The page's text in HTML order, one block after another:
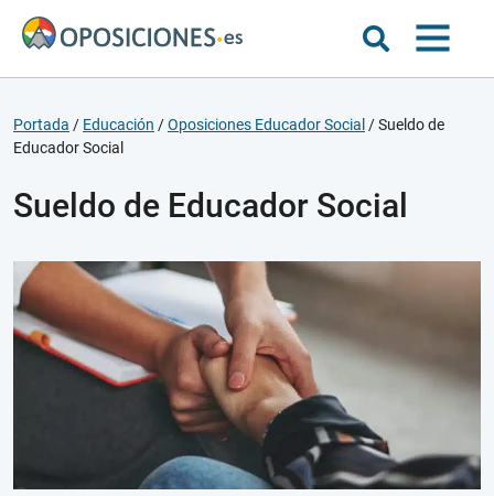
Portada / Educación /Oposiciones Educador Social /Sueldo de
Educador Social
Sueldo de Educador Social